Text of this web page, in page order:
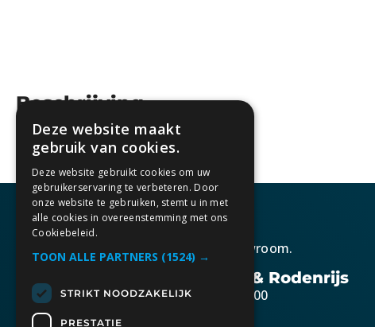
Beschrijving
Kom gezellig langs in onze showroom.
Openingstijden Berkel & Rodenrijs
Maandag t/m vrijdag 10:30 – 17:00
Deze website maakt
gebruik van cookies.
Deze website gebruikt cookies om uw
gebruikerservaring te verbeteren. Door
onze website te gebruiken, stemt u in met
alle cookies in overeenstemming met ons
Cookiebeleid.
TOON ALLE PARTNERS (1524) →
STRIKT NOODZAKELIJK
PRESTATIE